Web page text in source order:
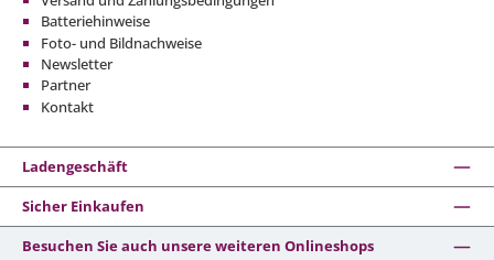
Batteriehinweise
Foto- und Bildnachweise
Newsletter
Partner
Kontakt
Ladengeschäft
Sicher Einkaufen
Besuchen Sie auch unsere weiteren Onlineshops